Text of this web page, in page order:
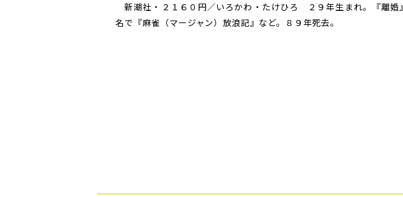
新潮社・２１６０円／いろかわ・たけひろ ２９年生まれ。『離婚
名で『麻雀（マージャン）放浪記』など。８９年死去。